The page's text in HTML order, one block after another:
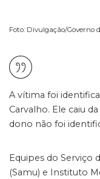
Foto: Divulgação/Governo
A vítima foi
Carvalho. Ele caiu
dono não foi
Equipes do Serviço
(Samu) e Instituto